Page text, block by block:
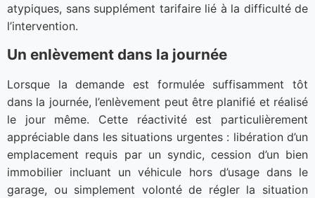
atypiques, sans supplément tarifaire lié à la difficulté de
l’intervention.
Un enlèvement dans la journée
Lorsque la demande est formulée suffisamment tôt
dans la journée, l’enlèvement peut être planifié et réalisé
le jour même. Cette réactivité est particulièrement
appréciable dans les situations urgentes : libération d’un
emplacement requis par un syndic, cession d’un bien
immobilier incluant un véhicule hors d’usage dans le
garage, ou simplement volonté de régler la situation